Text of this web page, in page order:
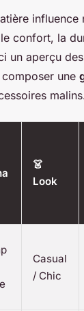
influence
confort, la
un aperçu
une
👗
Look
Casual
/ Chic